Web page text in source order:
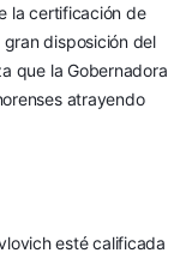
la certificación de
disposición del
que la Gobernadora
atrayendo
esté calificada